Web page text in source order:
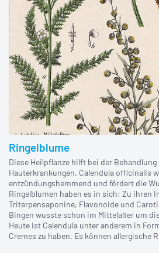
Ringelblume
Diese Heilpflanze hilft bei der
Hauterkrankungen. Calendula officinalis
entzündungshemmend und fördert die
Ringelblumen haben es in sich: Zu ihren
Triterpensaponine, Flavonoide und
Bingen wusste schon im Mittelalter um
Heute ist Calendula unter anderem in
Cremes zu haben. Es können allergische